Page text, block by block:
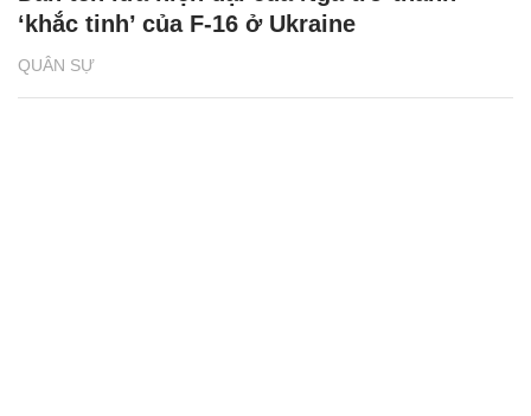
QUÂN SỰ
‘khắc tinh’ của F-16 ở Ukraine